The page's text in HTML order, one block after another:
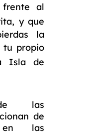
frente al
, y que
la
tu propio
Isla de
las
de
en las